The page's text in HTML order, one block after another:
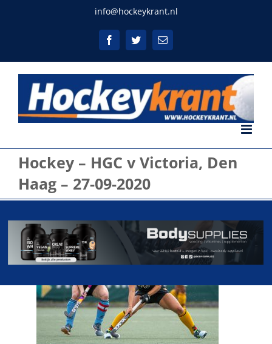
info@hockeykrant.nl
FacebookTwitterE-
mail
Hockey – HGC v Victoria, Den
Haag – 27-09-2020